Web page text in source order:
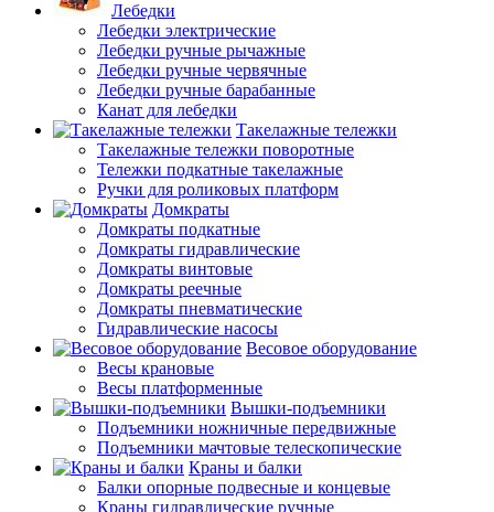
Лебедки
Лебедки электрические
Лебедки ручные рычажные
Лебедки ручные червячные
Лебедки ручные барабанные
Канат для лебедки
Такелажные тележки
Такелажные тележки поворотные
Тележки подкатные такелажные
Ручки для роликовых платформ
Домкраты
Домкраты подкатные
Домкраты гидравлические
Домкраты винтовые
Домкраты реечные
Домкраты пневматические
Гидравлические насосы
Весовое оборудование
Весы крановые
Весы платформенные
Вышки-подъемники
Подъемники ножничные передвижные
Подъемники мачтовые телескопические
Краны и балки
Балки опорные подвесные и концевые
Краны гидравлические ручные